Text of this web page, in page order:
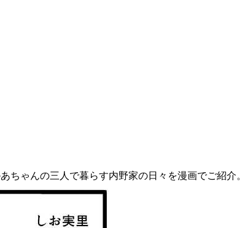
ちゃんの三人で暮らす内野家の日々を漫画でご紹介。